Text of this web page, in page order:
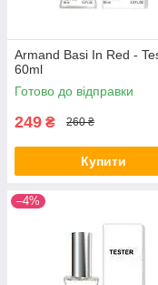
Armand Basi In Red -
60ml
Готово до відправки
249 ₴ 260 ₴
Купити
–4%